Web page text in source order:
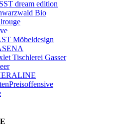
dream edition
Bio
Möbeldesign
Tischlerei Gasser